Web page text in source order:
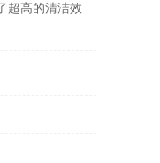
超高的清洁效